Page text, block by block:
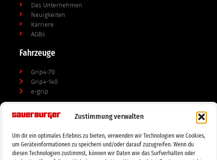
Zustimmung verwalten
Um dir ein optimales Erlebnis zu bieten, verwenden wir Technologien wie Cookies,
um Geräteinformationen zu speichern und/oder darauf zuzugreifen. Wenn du
diesen Technologien zustimmst, können wir Daten wie das Surfverhalten oder
Das Unternehmen
Neuigkeiten
Karriere
AGBs
Fahrzeuge
Grip4-70
Grip4-140
e-grip
Anbaugeräte
Bodenbearbeitung
Doppelmessermähwerke
Tierhaltung